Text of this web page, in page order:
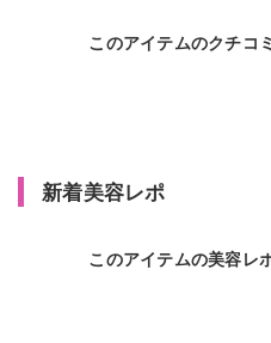
このアイテムのクチコ
新着美容レポ
このアイテムの美容レ